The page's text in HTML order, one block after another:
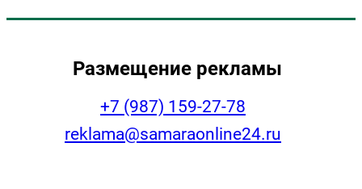
Размещение рекламы
+7 (987) 159-27-78
reklama@samaraonline24.ru